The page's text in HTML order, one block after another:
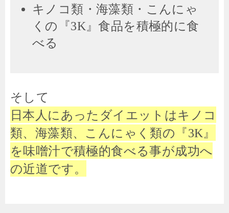
キノコ類・海藻類・こんにゃ
くの『3K』食品を積極的に食
べる
そして
日本人にあったダイエットはキノコ
類、海藻類、こんにゃく類の『3K』
を味噌汁で積極的食べる事が成功へ
の近道です。